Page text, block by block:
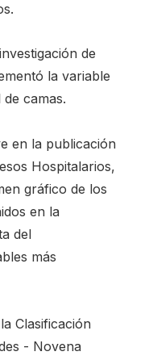
de
la variable
camas.
en la publicación
Hospitalarios,
gráfico de los
en la
del
más
Clasificación
- Novena